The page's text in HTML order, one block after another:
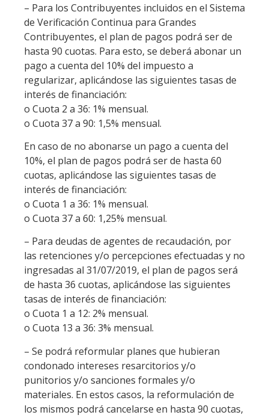
– Para los Contribuyentes incluidos en el Sistema
de Verificación Continua para Grandes
Contribuyentes, el plan de pagos podrá ser de
hasta 90 cuotas. Para esto, se deberá abonar un
pago a cuenta del 10% del impuesto a
regularizar, aplicándose las siguientes tasas de
interés de financiación:
o Cuota 2 a 36: 1% mensual.
o Cuota 37 a 90: 1,5% mensual.
En caso de no abonarse un pago a cuenta del
10%, el plan de pagos podrá ser de hasta 60
cuotas, aplicándose las siguientes tasas de
interés de financiación:
o Cuota 1 a 36: 1% mensual.
o Cuota 37 a 60: 1,25% mensual.
– Para deudas de agentes de recaudación, por
las retenciones y/o percepciones efectuadas y no
ingresadas al 31/07/2019, el plan de pagos será
de hasta 36 cuotas, aplicándose las siguientes
tasas de interés de financiación:
o Cuota 1 a 12: 2% mensual.
o Cuota 13 a 36: 3% mensual.
– Se podrá reformular planes que hubieran
condonado intereses resarcitorios y/o
punitorios y/o sanciones formales y/o
materiales. En estos casos, la reformulación de
los mismos podrá cancelarse en hasta 90 cuotas,